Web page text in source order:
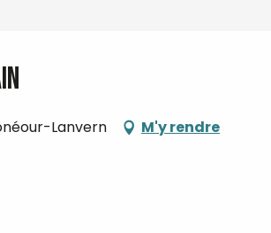
Lanvern M'y rendre